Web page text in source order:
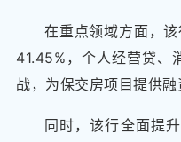
在重点领域方面，
41.45%，个人经营贷、
战，为保交房项目提供
同时，该行全面提